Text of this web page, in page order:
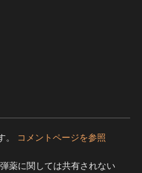
。 コメントページを参照
薬に関しては共有されない